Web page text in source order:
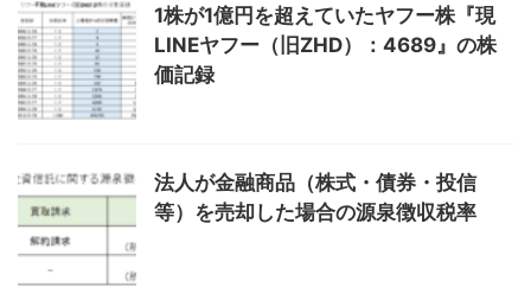
1株が1億円を超えていたヤフー株『現
LINEヤフー（旧ZHD）：4689』の株
価記録
法人が金融商品（株式・債券・投信
等）を売却した場合の源泉徴収税率